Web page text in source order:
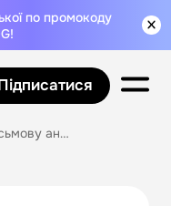
по промокоду
Як покращити письмову англійську